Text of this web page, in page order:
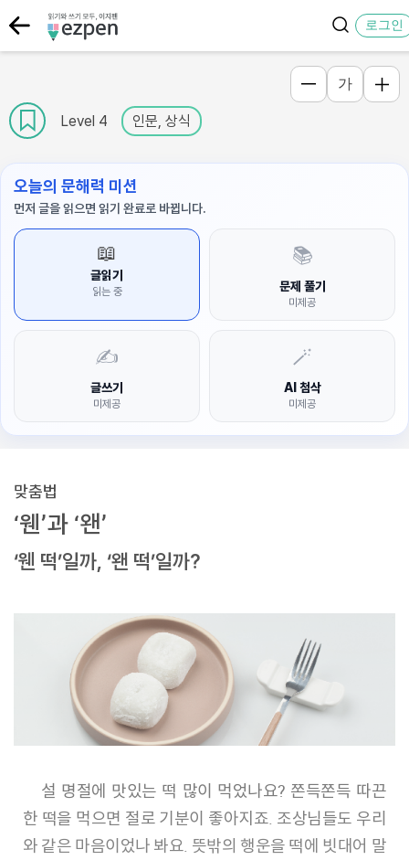
로그인
Level 4 인문, 상식
가
오늘의 문해력 미션
먼저 글을 읽으면 읽기 완료로 바뀝니다.
📖
글읽기
읽는 중
📚
문제 풀기
미제공
✍️
글쓰기
미제공
🪄
AI 첨삭
미제공
맞춤법
‘웬’과 ‘왠’
‘웬 떡’일까, ‘왠 떡’일까?
설 명절에 맛있는 떡 많이 먹었나요? 쫀득쫀득 따끈
한 떡을 먹으면 절로 기분이 좋아지죠. 조상님들도 우리
와 같은 마음이었나 봐요. 뜻밖의 행운을 떡에 빗대어 말